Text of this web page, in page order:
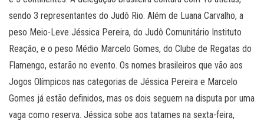
sendo 3 representantes do Judô Rio. Além de Luana Carvalho, a
peso Meio-Leve Jéssica Pereira, do Judô Comunitário Instituto
Reação, e o peso Médio Marcelo Gomes, do Clube de Regatas do
Flamengo, estarão no evento. Os nomes brasileiros que vão aos
Jogos Olímpicos nas categorias de Jéssica Pereira e Marcelo
Gomes já estão definidos, mas os dois seguem na disputa por uma
vaga como reserva. Jéssica sobe aos tatames na sexta-feira,